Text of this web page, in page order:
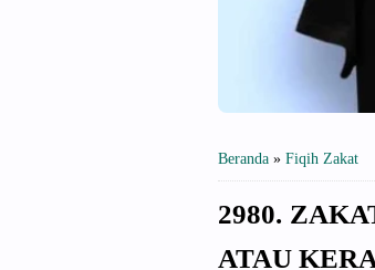
Beranda » Fiqih Zakat
2980.
ATAU